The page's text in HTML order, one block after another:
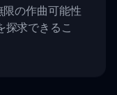
の作曲可能性
探求できるこ